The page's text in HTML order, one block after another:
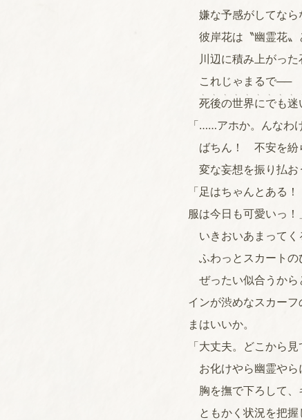
嫌な予感がしてなら
彼岸花は〝幽霊花〟
川辺に積み上がった
これじゃまるで──
死後の世界にでも
、、、、、、、、、
「……アホか。んなわ
ばちん！ 不安を紛
変な妄想を振り払お
「足はちゃんとあ
服は今日も可愛いっ！
いきおいあまってく
ふわっとスカートの
ぜったい似合うから
インが渋めなスカー
まはいいか。
「大丈夫。どこから
お化けやら幽霊やら
胸を撫で下ろして、
ともかく状況を把握